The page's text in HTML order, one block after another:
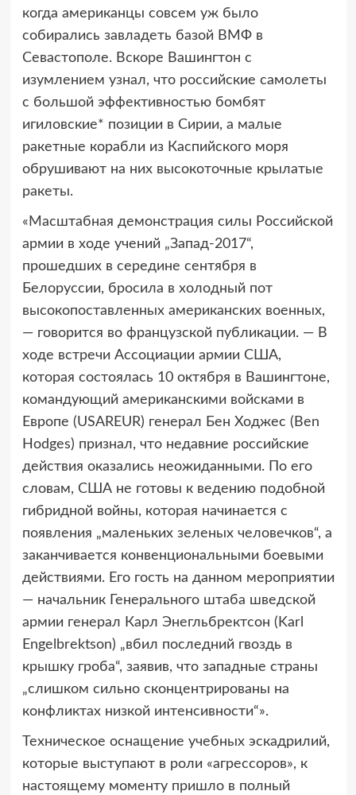
когда американцы совсем уж было
собирались завладеть базой ВМФ в
Севастополе. Вскоре Вашингтон с
изумлением узнал, что российские самолеты
с большой эффективностью бомбят
игиловские* позиции в Сирии, а малые
ракетные корабли из Каспийского моря
обрушивают на них высокоточные крылатые
ракеты.
«Масштабная демонстрация силы Российской
армии в ходе учений „Запад-2017“,
прошедших в середине сентября в
Белоруссии, бросила в холодный пот
высокопоставленных американских военных,
— говорится во французской публикации. — В
ходе встречи Ассоциации армии США,
которая состоялась 10 октября в Вашингтоне,
командующий американскими войсками в
Европе (USAREUR) генерал Бен Ходжес (Ben
Hodges) признал, что недавние российские
действия оказались неожиданными. По его
словам, США не готовы к ведению подобной
гибридной войны, которая начинается с
появления „маленьких зеленых человечков“, а
заканчивается конвенциональными боевыми
действиями. Его гость на данном мероприятии
— начальник Генерального штаба шведской
армии генерал Карл Энегльбректсон (Karl
Engelbrektson) „вбил последний гвоздь в
крышку гроба“, заявив, что западные страны
„слишком сильно сконцентрированы на
конфликтах низкой интенсивности“».
Техническое оснащение учебных эскадрилий,
которые выступают в роли «агрессоров», к
настоящему моменту пришло в полный